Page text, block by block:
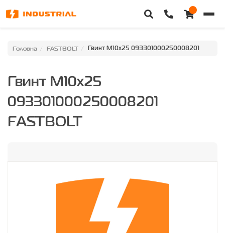
Головна
Категорії
Доставка та оплата
Головна FASTBOLT Гвинт M10x25 093301000250008201
Гвинт M10x25
093301000250008201
FASTBOLT